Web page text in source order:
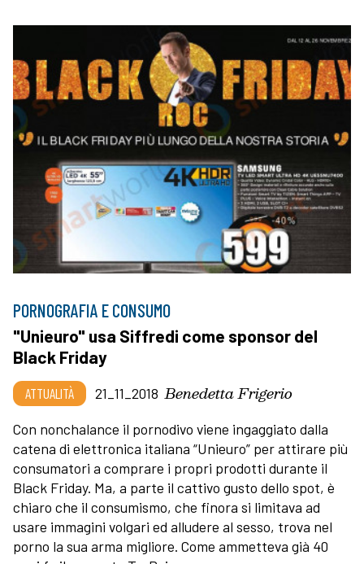
PORNOGRAFIA E CONSUMO
"Unieuro" usa Siffredi come sponsor del
Black Friday
ATTUALITÀ 21_11_2018 Benedetta Frigerio
Con nonchalance il pornodivo viene ingaggiato dalla
catena di elettronica italiana “Unieuro” per attirare più
consumatori a comprare i propri prodotti durante il
Black Friday. Ma, a parte il cattivo gusto dello spot, è
chiaro che il consumismo, che finora si limitava ad
usare immagini volgari ed alludere al sesso, trova nel
porno la sua arma migliore. Come ammetteva già 40